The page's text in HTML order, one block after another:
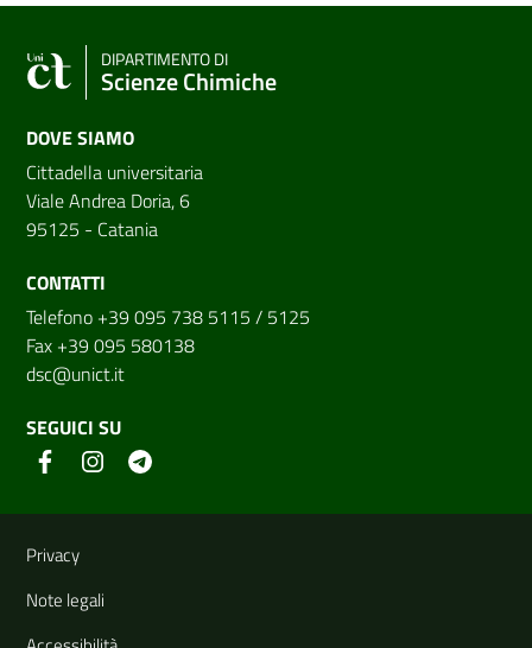
DIPARTIMENTO DI
Scienze Chimiche
DOVE SIAMO
Cittadella universitaria
Viale Andrea Doria, 6
95125 - Catania
CONTATTI
Telefono +39 095 738 5115 / 5125
Fax +39 095 580138
dsc@unict.it
SEGUICI SU
Link e informazioni utili
Privacy
Note legali